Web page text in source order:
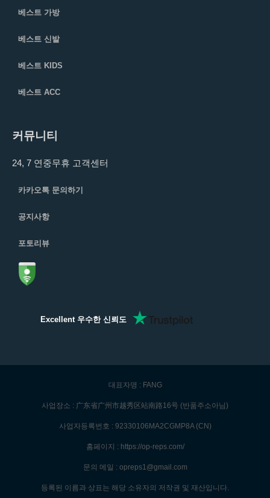
베스트 가방
베스트 신발
베스트 KIDS
베스트 ACC
커뮤니티
24, 7 연중무휴 고객센터
카카오톡 문의하기
공지사항
포토리뷰
Excellent 우수한 신뢰도
대표자명 : FANG
사업장소 : 广东省广州市越秀区站南路16号 (반품주소아님)
사업자등록번호 : 92330106MA2CGMP8A (CN)
홈페이지 : https://op-reps.com/
문의 메일 : opreps1@gmail.com
등록된 이름과 상표는 해당 소유자의 저작권 및 재산입니다.